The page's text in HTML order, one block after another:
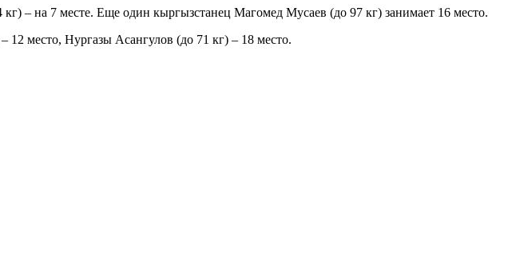
– на 7 месте. Еще один кыргызстанец Магомед Мусаев (до 97 кг) занимает 16 место.
12 место, Нургазы Асангулов (до 71 кг) – 18 место.